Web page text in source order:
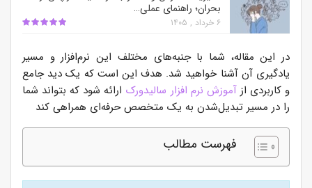
بحران؛ راهنمای عملی…
۶ خرداد , ۱۴۰۵
در این مقاله، شما با جنبه‌های مختلف این نرم‌افزار و مسیر
یادگیری آن آشنا خواهید شد. هدف این است که یک دید جامع
و کاربردی ازآموزش نرم افزار سالیدورک ارائه شود که بتواند شما
را در مسیر تبدیل‌شدن به یک متخصص حرفه‌ای همراهی کند
فهرست مطالب